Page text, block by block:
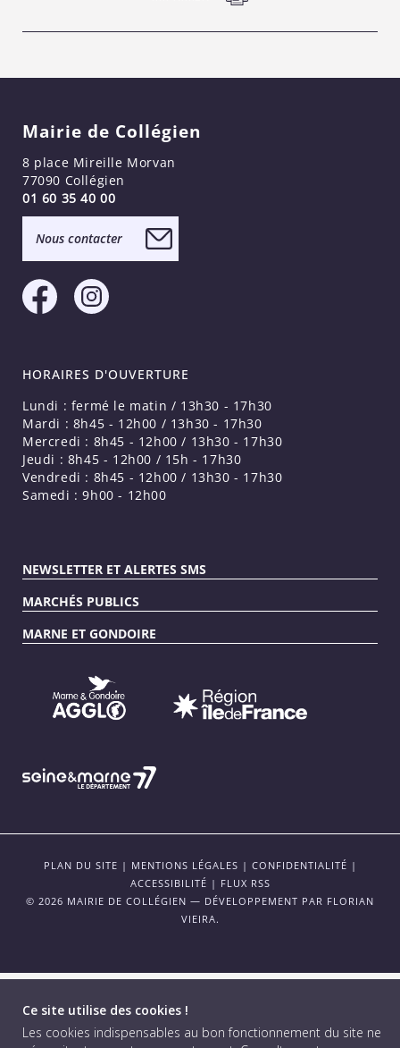
Ce site utilise des cookies !
Les cookies indispensables au bon fonctionnement du site ne
Mairie de Collégien
8 place Mireille Morvan
77090 Collégien
01 60 35 40 00
Nous contacter
HORAIRES D'OUVERTURE
Lundi : fermé le matin / 13h30 - 17h30
Mardi : 8h45 - 12h00 / 13h30 - 17h30
Mercredi : 8h45 - 12h00 / 13h30 - 17h30
Jeudi : 8h45 - 12h00 / 15h - 17h30
Vendredi : 8h45 - 12h00 / 13h30 - 17h30
Samedi : 9h00 - 12h00
NEWSLETTER ET ALERTES SMS
MARCHÉS PUBLICS
MARNE ET GONDOIRE
PLAN DU SITE | MENTIONS LÉGALES | CONFIDENTIALITÉ |
ACCESSIBILITÉ | FLUX RSS
© 2026 MAIRIE DE COLLÉGIEN — DÉVELOPPEMENT PAR FLORIAN
VIEIRA.